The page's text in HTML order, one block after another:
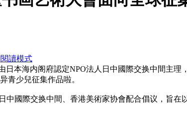
閱讀模式
本海内阁府認定NPO法人日中國際交换中間主理
青少兒征集作品啦。
中國際交换中間、香港美術家协會配合倡议，旨